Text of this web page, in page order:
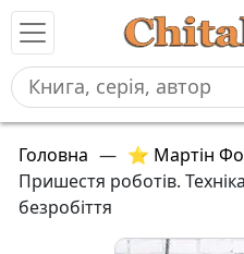
Головна — ⭐ Мартін
Пришестя роботів.
безробіття